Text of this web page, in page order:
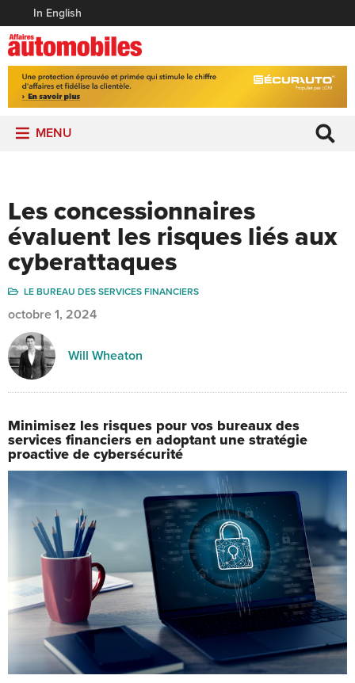
In English
MENU
Les concessionnaires
évaluent les risques liés aux
cyberattaques
LE BUREAU DES SERVICES FINANCIERS
octobre 1, 2024
Will Wheaton
Minimisez les risques pour vos bureaux des
services financiers en adoptant une stratégie
proactive de cybersécurité